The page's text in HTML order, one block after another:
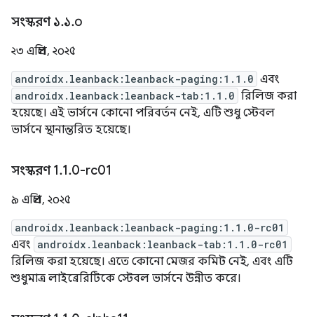
সংস্করণ ১.১.০
২৩ এপ্রিল, ২০২৫
androidx.leanback:leanback-paging:1.1.0 এবং
androidx.leanback:leanback-tab:1.1.0 রিলিজ করা
হয়েছে। এই ভার্সনে কোনো পরিবর্তন নেই, এটি শুধু স্টেবল
ভার্সনে স্থানান্তরিত হয়েছে।
সংস্করণ 1.1.0-rc01
৯ এপ্রিল, ২০২৫
androidx.leanback:leanback-paging:1.1.0-rc01
এবং androidx.leanback:leanback-tab:1.1.0-rc01
রিলিজ করা হয়েছে। এতে কোনো মেজর কমিট নেই, এবং এটি
শুধুমাত্র লাইব্রেরিটিকে স্টেবল ভার্সনে উন্নীত করে।